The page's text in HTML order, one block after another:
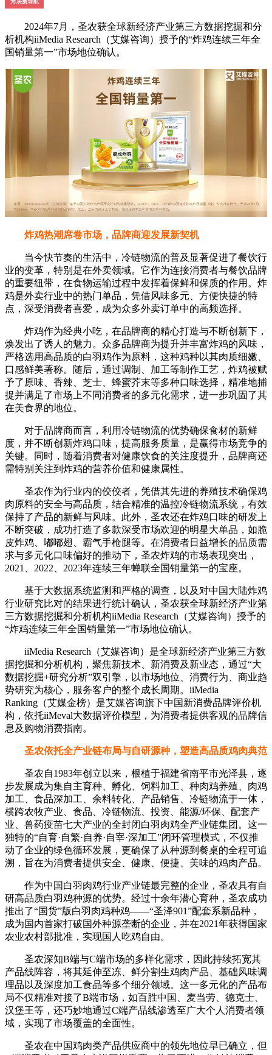
2024年7月，圣农获全球新经济产业第三方数据挖掘和分
析机构iiMedia Research（艾媒咨询）授予的“炸鸡连续三年全
国销量第一”市场地位确认。
炸鸡热潮席卷市场，品牌商迎发展新契机
当今快节奏的生活中，冷链物流的普及显著促进了餐饮行
业的变革，特别是在外卖领域。它作为连接消费者与餐饮品牌
的重要纽带，在食物运输过程中发挥着保鲜和保质的作用。炸
鸡是外卖行业中的热门单品，凭借风味多元、方便快捷的特
点，深受消费者喜爱，成为众多外卖订单中的高频选择。
炸鸡作为经典小吃，在品牌商的精心打造与不断创新下，
焕发出了诱人的魅力。众多品牌商为提升并丰富炸鸡的风味，
严格选用高品质的白羽鸡作为原料，这种鸡种以其肉质细嫩、
口感鲜美著称。随后，通过调制、加工等制作工艺，炸鸡被赋
予了原味、香辣、芝士、蜂蜜芥末等多种口味选择，精准地捕
捉并满足了市场上不同消费者的多元化需求，进一步巩固了其
在美食界的地位。
对于品牌商而言，利用冷链物流的优势确保食材的新鲜
度，并不断创新炸鸡口味，提高服务质量，是赢得市场竞争的
关键。同时，随着消费者对健康饮食的关注度提升，品牌商还
需特别关注到炸鸡的营养价值和健康属性。
圣农作为行业内的佼佼者，凭借其先进的养殖技术确保鸡
肉原料的安全与高品质，结合精准的温控冷链物流系统，有效
保持了产品的新鲜与风味。此外，圣农还在炸鸡口味的研发上
不断突破，成功打造了多款深受市场欢迎的明星大单品，如脆
皮炸鸡、嘟嘟翅、霸气手枪腿等。在消费者日益增长的品质需
求与多元化口味偏好的推动下，圣农炸鸡的市场表现突出，
2021、2022、2023年连续三年蝉联全国销量第一的宝座。
基于大数据系统监测和严格的调查，以及对中国大陆炸鸡
行业研究比对的结果进行统计确认，圣农获全球新经济产业第
三方数据挖掘和分析机构iiMedia Research（艾媒咨询）授予的
“炸鸡连续三年全国销量第一”市场地位确认。
iiMedia Research（艾媒咨询）是全球新经济产业第三方数
据挖掘和分析机构，聚焦新技术、新消费及新业态，通过“大
数据挖掘+研究分析”双引擎，以市场地位、消费行为、商业趋
势研究为核心，服务客户的整个成长周期。iiMedia
Ranking（艾媒金榜）是艾媒咨询旗下中国新消费品牌评价机
构，依托iiMeval大数据评价模型，为消费者提供客观的品牌信
息及购物消费指南。
圣农依托全产业链布局与自研源种，塑造高品质鸡肉典范
圣农自1983年创立以来，根植于福建省南平市光泽县，逐
步发展成为集自主育种、孵化、饲料加工、种肉鸡养殖、肉鸡
加工、食品深加工、余料转化、产品销售、冷链物流于一体，
横跨农牧产业、食品、冷链物流、投资、能源/环保、配套产
业、兽药疫苗七大产业的全封闭白羽肉鸡全产业链集团。这一
独特的“自育·自繁·自养·自宰·深加工”闭环管理模式，不仅推
动了企业的绿色循环发展，更确保了从种源到餐桌的全程可追
溯，旨在为消费者提供安全、健康、便捷、美味的鸡肉产品。
作为中国白羽肉鸡行业产业链最完整的企业，圣农具有自
研高品质白羽鸡种源的优势。经过十余年潜心育种，圣农成功
推出了“国货”版白羽肉鸡种鸡——“圣泽901”配套系新品种，
成为国内首家打破国外种源垄断的企业，并在2021年获得国家
农业农村部批准，实现国人吃鸡自由。
圣农深知B端与C端市场的多样化需求，因此持续拓宽其
产品线阵容，将其延伸至冻、鲜分割生鸡肉产品、基础风味调
理品以及深度加工食品等多个细分领域。这一多元化的产品布
局不仅精准对接了B端市场，如百胜中国、麦当劳、德克士、
汉堡王等，还巧妙地通过C端产品线渗透至广大个人消费者领
域，实现了市场覆盖的全面性。
圣农在中国鸡肉类产品供应商中的领先地位早已确立，但